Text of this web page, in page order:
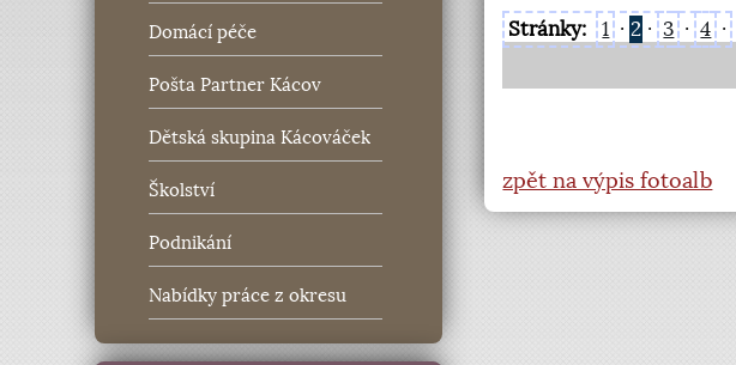
Domácí péče
Pošta Partner Kácov
Dětská skupina Kácováček
Školství
Podnikání
Nabídky práce z okresu
Stránky: 1 · 2 · 3 · 4 ·
zpět na výpis fotoalb